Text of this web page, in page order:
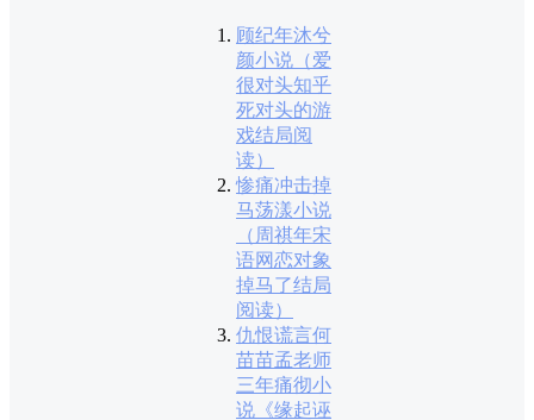
顾纪年沐兮
颜小说（爱
很对头知乎
死对头的游
戏结局阅
读）
惨痛冲击掉
马荡漾小说
（周祺年宋
语网恋对象
掉马了结局
阅读）
仇恨谎言何
苗苗孟老师
三年痛彻小
说《缘起诬